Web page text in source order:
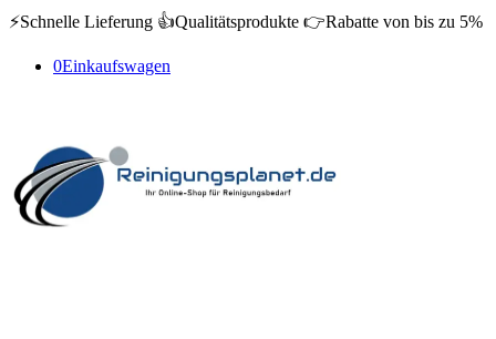
⚡️Schnelle Lieferung 👍Qualitätsprodukte 👉Rabatte von bis zu 5%
0Einkaufswagen